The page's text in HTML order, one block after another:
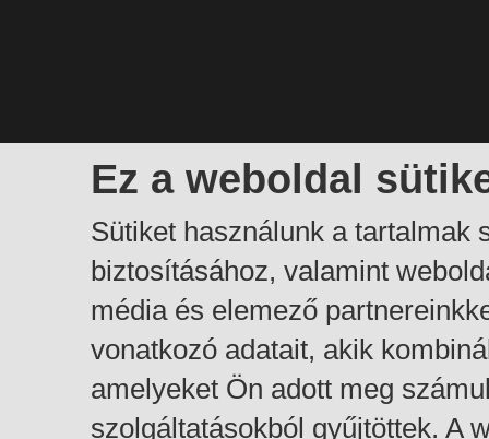
Ez a weboldal
Sütiket használunk a tartalmak
biztosításához, valamint
média és elemező
vonatkozó adatait, akik
amelyeket Ön adott meg
szolgáltatásokból gyűjtöttek. A